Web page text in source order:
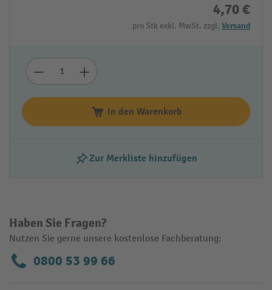
4,70 €
pro Stk exkl. MwSt. zzgl. Versand
In den Warenkorb
Zur Merkliste hinzufügen
Haben Sie Fragen?
Nutzen Sie gerne unsere kostenlose Fachberatung:
0800 53 99 66